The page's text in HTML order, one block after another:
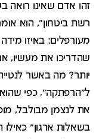
זהו אדם שאינו רואה
רשת ביטחון", הוא
מעורפלים: באיזו
שהדריכו את מעשיו,
יותר? מה באשר
ל"הרפתקה", כפי
את לנצמן מבולבל,
בשאלות ארגון"